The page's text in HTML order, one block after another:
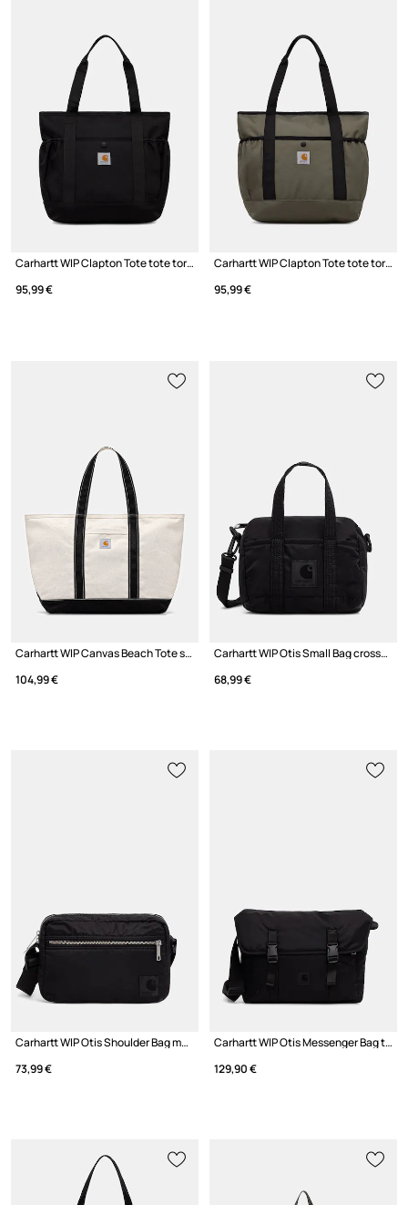
Carhartt WIP Clapton Tote tote torba za žene
95,99 €
Carhartt WIP Clapton Tote tote torba za žene
95,99 €
Carhartt WIP Canvas Beach Tote shopper torba za žene s pamukom
104,99 €
Carhartt WIP Otis Small Bag crossbody torba za žene
68,99 €
Carhartt WIP Otis Shoulder Bag mala torba za žene
73,99 €
Carhartt WIP Otis Messenger Bag torba preko ramena za žene
129,90 €